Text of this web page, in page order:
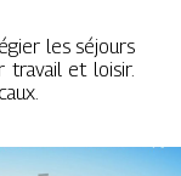
les séjours
travail et loisir.